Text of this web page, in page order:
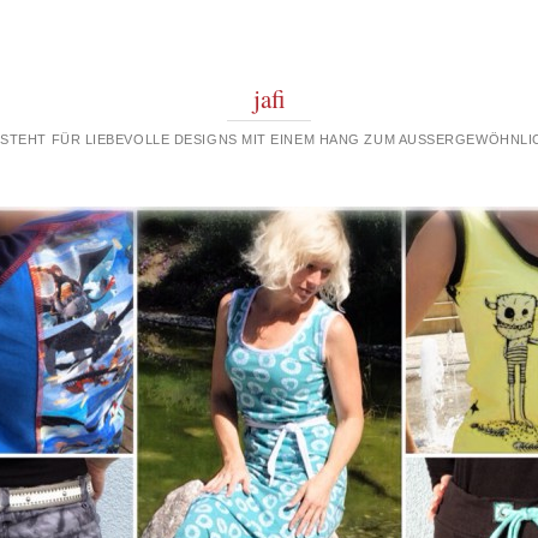
jafi
FÜR LIEBEVOLLE DESIGNS MIT EINEM HANG ZUM